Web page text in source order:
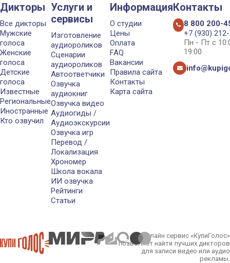
Дикторы
Все дикторы
Мужские
голоса
Женские
голоса
Детские
голоса
Известные
Региональные
Иностранные
Кто озвучил
Услуги и
сервисы
Изготовление
аудиороликов
Сценарии
аудиороликов
Автоответчики
Озвучка
аудиокниг
Озвучка видео
Аудиогиды /
Аудиоэкскурсии
Озвучка игр
Перевод /
Локализация
Хрономер
Школа вокала
ИИ озвучка
Рейтинги
Статьи
Информация
О студии
Цены
Оплата
FAQ
Вакансии
Правила сайта
Контакты
Карта сайта
Контакты
8 800 200-
+7 (930)
Пн - Пт с
19:00
Онлайн сервис «КупиГолос»
позволяет найти лучших дикторов
для записи видео или аудио
рекламы.